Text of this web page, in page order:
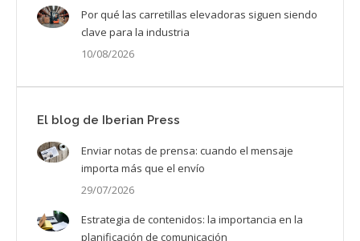
Por qué las carretillas elevadoras siguen siendo
clave para la industria
10/08/2026
El blog de Iberian Press
Enviar notas de prensa: cuando el mensaje
importa más que el envío
29/07/2026
Estrategia de contenidos: la importancia en la
planificación de comunicación